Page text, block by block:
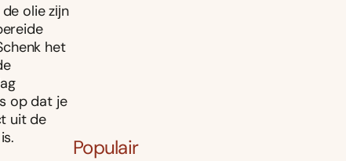
olie zĳn
het
op dat je
uit de
Populair